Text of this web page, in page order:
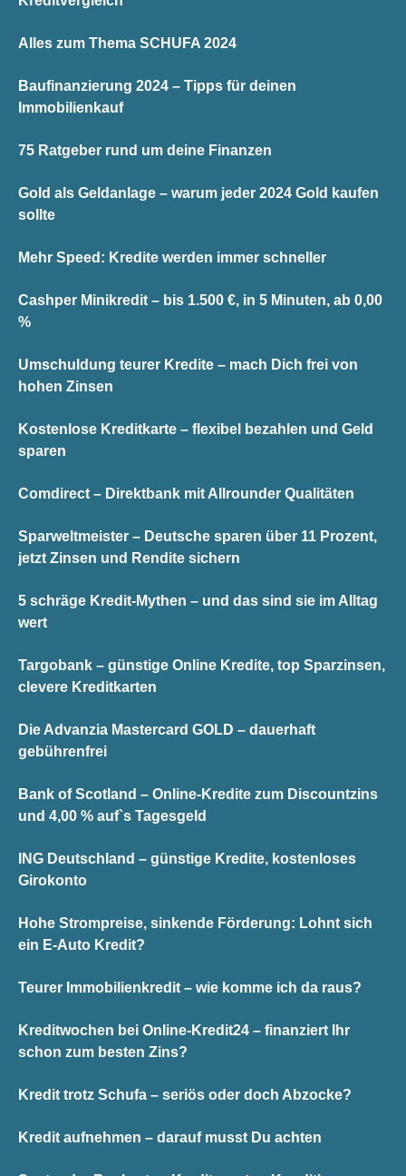
Alles zum Thema SCHUFA 2024
Baufinanzierung 2024 – Tipps für deinen
Immobilienkauf
75 Ratgeber rund um deine Finanzen
Gold als Geldanlage – warum jeder 2024 Gold kaufen
sollte
Mehr Speed: Kredite werden immer schneller
Cashper Minikredit – bis 1.500 €, in 5 Minuten, ab 0,00
%
Umschuldung teurer Kredite – mach Dich frei von
hohen Zinsen
Kostenlose Kreditkarte – flexibel bezahlen und Geld
sparen
Comdirect – Direktbank mit Allrounder Qualitäten
Sparweltmeister – Deutsche sparen über 11 Prozent,
jetzt Zinsen und Rendite sichern
5 schräge Kredit-Mythen – und das sind sie im Alltag
wert
Targobank – günstige Online Kredite, top Sparzinsen,
clevere Kreditkarten
Die Advanzia Mastercard GOLD – dauerhaft
gebührenfrei
Bank of Scotland – Online-Kredite zum Discountzins
und 4,00 % auf`s Tagesgeld
ING Deutschland – günstige Kredite, kostenloses
Girokonto
Hohe Strompreise, sinkende Förderung: Lohnt sich
ein E-Auto Kredit?
Teurer Immobilienkredit – wie komme ich da raus?
Kreditwochen bei Online-Kredit24 – finanziert Ihr
schon zum besten Zins?
Kredit trotz Schufa – seriös oder doch Abzocke?
Kredit aufnehmen – darauf musst Du achten